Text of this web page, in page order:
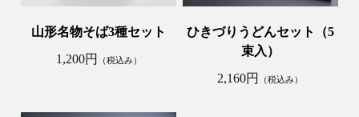
山形名物そば3種セット
1,200円
（税込み）
ひきづりうどんセット（5
束入）
2,160円
（税込み）